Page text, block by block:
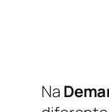
Na